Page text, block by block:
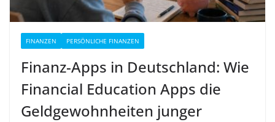
FINANZEN PERSÖNLICHE FINANZEN
Finanz-Apps in Deutschland: Wie
Financial Education Apps die
Geldgewohnheiten junger